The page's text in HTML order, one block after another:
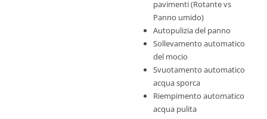
pavimenti (Rotante vs
Panno umido)
Autopulizia del panno
Sollevamento automatico
del mocio
Svuotamento automatico
acqua sporca
Riempimento automatico
acqua pulita